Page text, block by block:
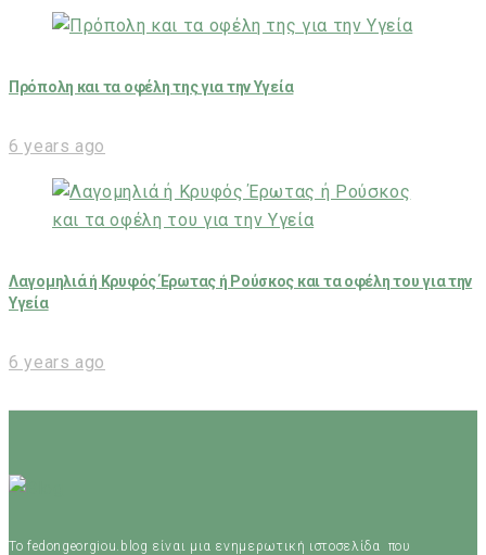
Πρόπολη και τα οφέλη της για την Υγεία
6 years ago
Λαγομηλιά ή Κρυφός Έρωτας ή Ρούσκος και τα οφέλη του για την
Υγεία
6 years ago
Το fedongeorgiou.blog είναι μια ενημερωτική ιστοσελίδα που